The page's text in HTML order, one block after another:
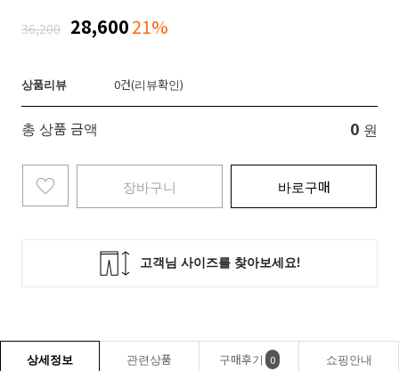
36,200 28,60021%
상품리뷰 0
총 상품 금액 0 원
장바구니 바로구매
상세정보 관련상품 구매후기 0 쇼핑안내